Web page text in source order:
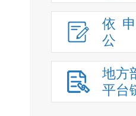
依
公
地方
平台